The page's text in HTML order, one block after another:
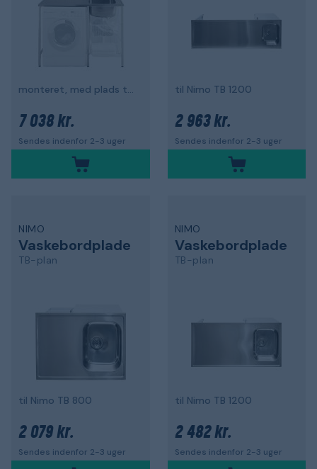
monteret, med plads til vaskemaskine
7 038 kr.
Sendes indenfor 2-3 uger
til Nimo TB 1200
2 963 kr.
Sendes indenfor 2-3 uger
NIMO
Vaskebordplade
TB-plan
til Nimo TB 800
2 079 kr.
Sendes indenfor 2-3 uger
NIMO
Vaskebordplade
TB-plan
til Nimo TB 1200
2 482 kr.
Sendes indenfor 2-3 uger